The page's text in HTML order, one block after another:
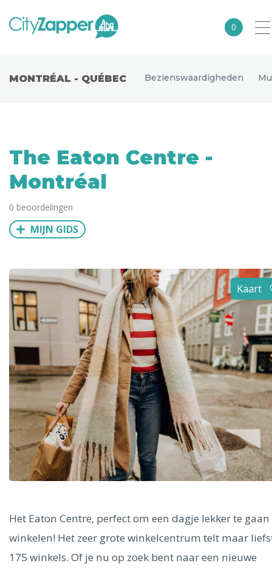
0
Europa
Noord-Amerika
Azië
Andere wereldsteden
Alle steden
Phoenix
Dresden
Ålesund
MONTRÉAL - QUÉBEC Bezienswaardigheden
The Eaton Centre -
Montréal
0 beoordelingen
MIJN GIDS
Kaart
Het Eaton Centre, perfect om een dagje lekker te gaan
winkelen! Het zeer grote winkelcentrum telt maar
175 winkels. Of je nu op zoek bent naar een nieuwe